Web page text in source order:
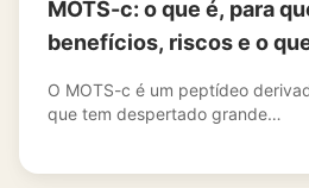
MOTS-c: o que é, para
benefícios, riscos e o
O MOTS-c é um peptídeo
que tem despertado grande…